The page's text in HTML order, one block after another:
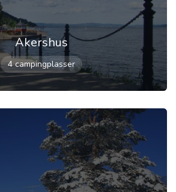
Akershus
4 campingplasser